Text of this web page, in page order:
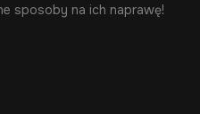
sposoby na ich naprawę!